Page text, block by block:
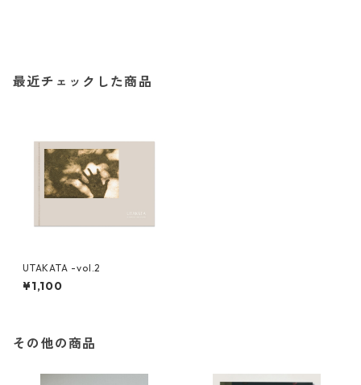
最近チェックした商品
UTAKATA -vol.2
¥1,100
その他の商品